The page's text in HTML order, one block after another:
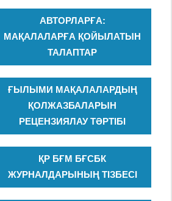
АВТОРЛАРҒА:
МАҚАЛАЛАРҒА ҚОЙЫЛАТЫН
ТАЛАПТАР
ҒЫЛЫМИ МАҚАЛАЛАРДЫҢ
ҚОЛЖАЗБАЛАРЫН
РЕЦЕНЗИЯЛАУ ТӘРТІБІ
ҚР БҒМ БҒСБК
ЖУРНАЛДАРЫНЫҢ ТІЗБЕСІ